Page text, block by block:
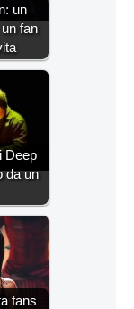
un
fan
Deep
da un
fans